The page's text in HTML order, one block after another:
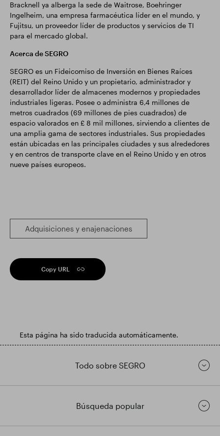
Bracknell ya alberga la sede de Waitrose, Boehringer
Ingelheim, una empresa farmacéutica líder en el mundo, y
Fujitsu, un proveedor líder de productos y servicios de TI
para el mercado global.
Acerca de SEGRO
SEGRO es un Fideicomiso de Inversión en Bienes Raíces
(REIT) del Reino Unido y un propietario, administrador y
desarrollador líder de almacenes modernos y propiedades
industriales ligeras. Posee o administra 6,4 millones de
metros cuadrados (69 millones de pies cuadrados) de
espacio valorados en £ 8 mil millones, sirviendo a clientes de
una amplia gama de sectores industriales. Sus propiedades
están ubicadas en las principales ciudades y sus alrededores
y en centros de transporte clave en el Reino Unido y en otros
nueve países europeos.
Adquisiciones y enajenaciones
Copy URL
Esta página ha sido traducida automáticamente.
Todo sobre SEGRO
Búsqueda popular